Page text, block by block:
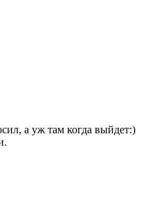
а уж там когда выйдет:)